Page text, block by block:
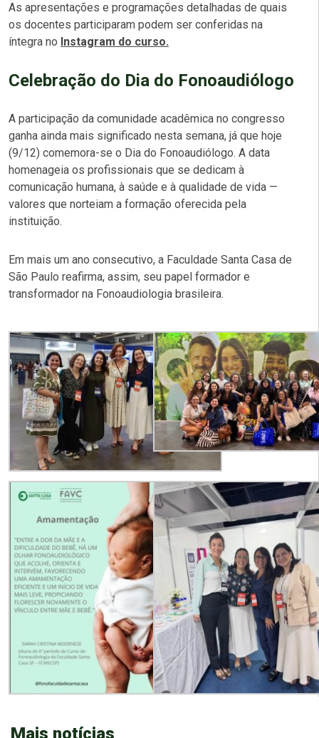
As apresentações e programações detalhadas de quais
os docentes participaram podem ser conferidas na
íntegra no Instagram do curso.
Celebração do Dia do Fonoaudiólogo
A participação da comunidade acadêmica no congresso
ganha ainda mais significado nesta semana, já que hoje
(9/12) comemora-se o Dia do Fonoaudiólogo. A data
homenageia os profissionais que se dedicam à
comunicação humana, à saúde e à qualidade de vida —
valores que norteiam a formação oferecida pela
instituição.
Em mais um ano consecutivo, a Faculdade Santa Casa de
São Paulo reafirma, assim, seu papel formador e
transformador na Fonoaudiologia brasileira.
Mais notícias